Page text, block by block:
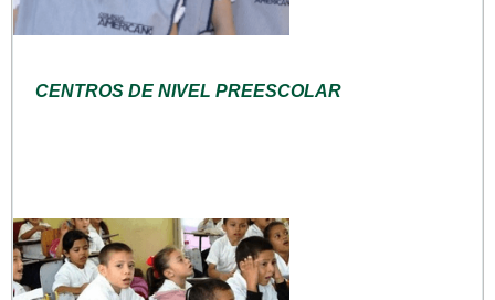
CENTROS DE NIVEL PREESCOLAR